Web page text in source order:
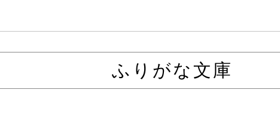
ふりがな文庫